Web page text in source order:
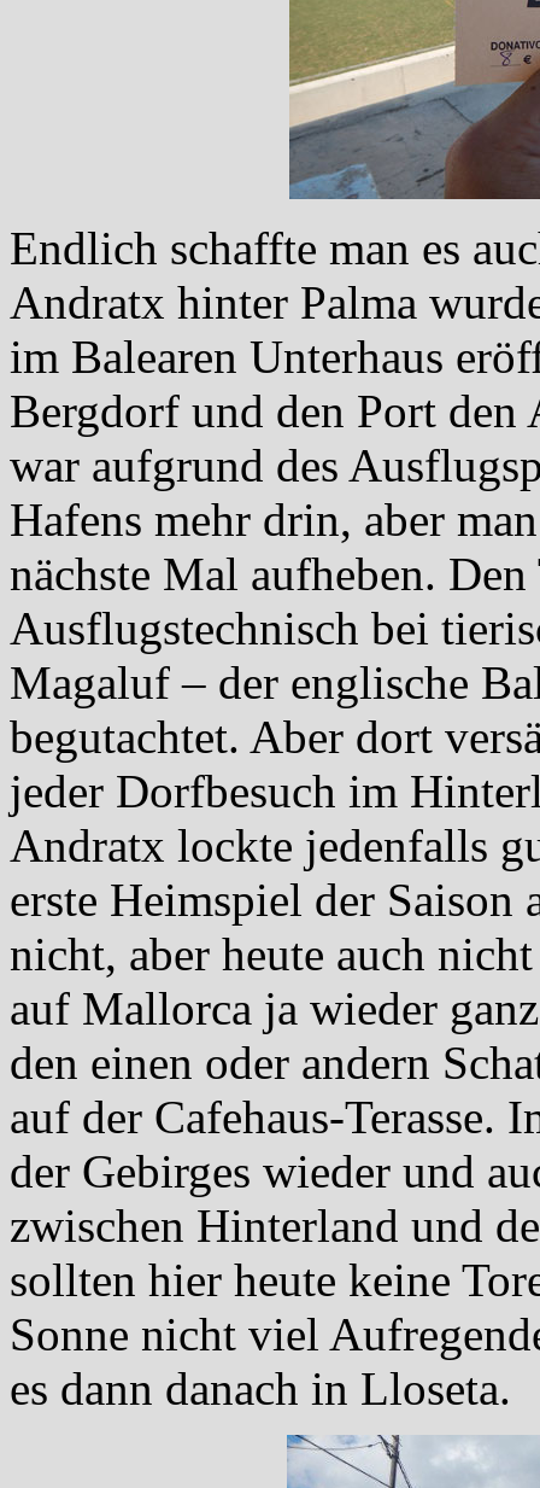
Endlich schaffte man es
Andratx hinter Palma
im Balearen Unterhaus
Bergdorf und den Port den
war aufgrund des
Hafens mehr drin, aber
nächste Mal aufheben.
Ausflugstechnisch bei
Magaluf – der englische
begutachtet. Aber dort
jeder Dorfbesuch im
Andratx lockte jedenfalls
erste Heimspiel der Saison
nicht, aber heute auch
auf Mallorca ja wieder
den einen oder andern
auf der Cafehaus-Terasse.
der Gebirges wieder und
zwischen Hinterland und
sollten hier heute keine
Sonne nicht viel
es dann danach in Lloseta.